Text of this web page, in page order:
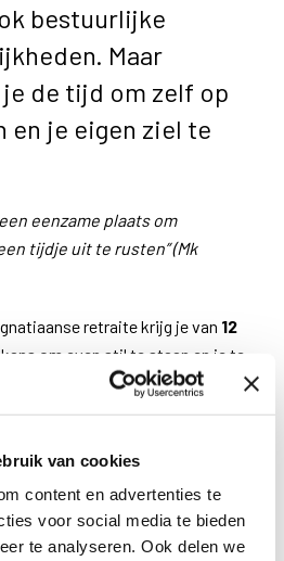
van cookies
content en advertenties te
voor social media te bieden
te analyseren. Ook delen we
bestuurlijke
Maar
de tijd om zelf op
en je eigen ziel te
eenzame plaats om
tijdje uit te rusten” (Mk
retraite krijg je van 12
kans om even stil te staan en je te
van stilte, omringd door de
je uitgenodigd om opnieuw
muziek en beeldmeditatie
te komen en Gods
leven te ervaren.